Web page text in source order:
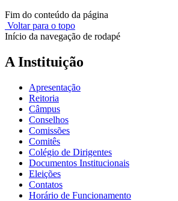
Fim do conteúdo da página
Voltar para o topo
Início da navegação de rodapé
A Instituição
Apresentação
Reitoria
Câmpus
Conselhos
Comissões
Comitês
Colégio de Dirigentes
Documentos Institucionais
Eleições
Contatos
Horário de Funcionamento